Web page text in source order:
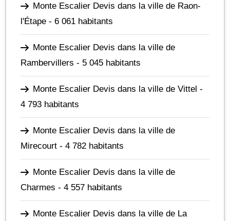
Monte Escalier Devis dans la ville de Raon-
l'Étape - 6 061 habitants
Monte Escalier Devis dans la ville de
Rambervillers - 5 045 habitants
Monte Escalier Devis dans la ville de Vittel -
4 793 habitants
Monte Escalier Devis dans la ville de
Mirecourt - 4 782 habitants
Monte Escalier Devis dans la ville de
Charmes - 4 557 habitants
Monte Escalier Devis dans la ville de La